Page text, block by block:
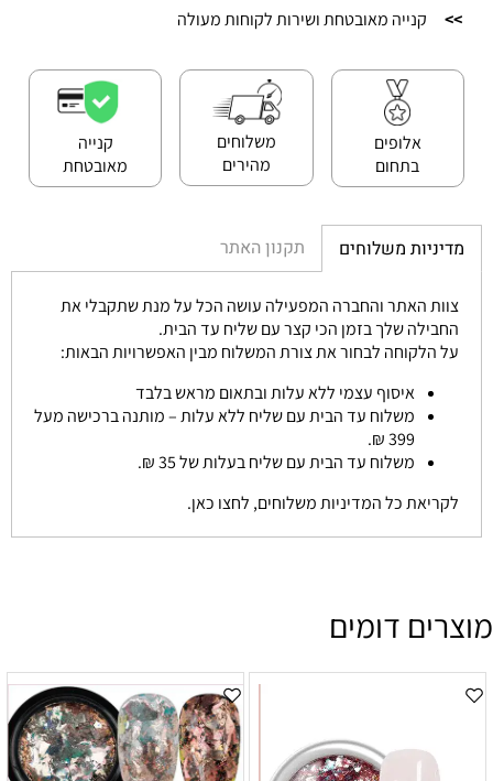
>>
קנייה מאובטחת ושירות לקוחות מעולה
אלופים
בתחום
משלוחים
מהירים
קנייה
מאובטחת
מדיניות משלוחים תקנון האתר
צוות האתר והחברה המפעילה עושה הכל על מנת שתקבלי את
החבילה שלך בזמן הכי קצר עם שליח עד הבית.
על הלקוחה לבחור את צורת המשלוח מבין האפשרויות הבאות:
איסוף עצמי ללא עלות ובתאום מראש בלבד
משלוח עד הבית עם שליח ללא עלות – מותנה ברכישה מעל
399 ₪.
משלוח עד הבית עם שליח בעלות של 35 ₪.
לקריאת כל המדיניות משלוחים, לחצו כאן.
מוצרים דומים